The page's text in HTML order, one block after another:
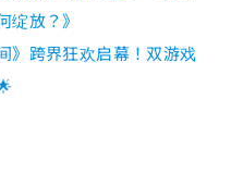
绽放？》
》跨界狂欢启幕！双游戏